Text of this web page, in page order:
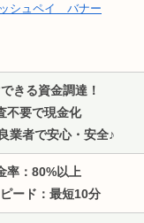
きる資金調達！
不要で現金化
業者で安心・安全♪
率：80%以上
ード：最短10分